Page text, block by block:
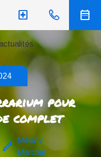
local_hospital date_range
pour
complet
edit
Mélany
Marchal